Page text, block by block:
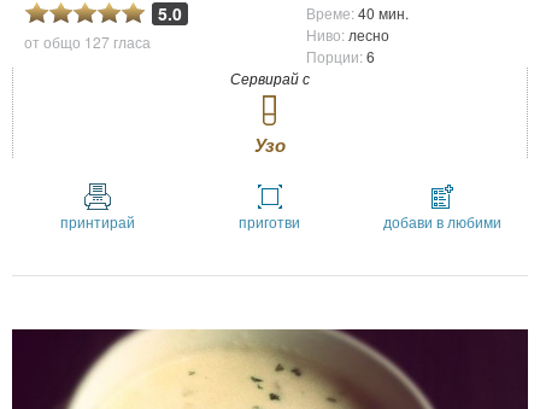
5.0
от общо 127 гласа
Време:40 мин.
Ниво: лесно
Порции:6
Сервирай с
Узо
принтирай приготви добави в любими